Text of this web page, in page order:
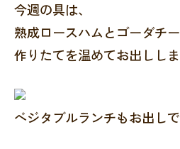
今週の具は、
熟成ロースハムとゴーダチー
作りたてを温めてお出ししま
ベジタブルランチもお出しで